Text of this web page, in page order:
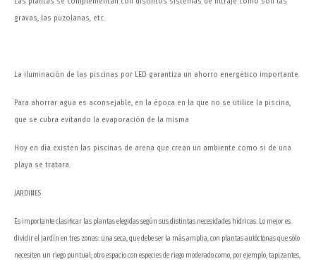
gravas, las puzolanas, etc.
La iluminación de las piscinas por LED garantiza un ahorro energético importante.
Para ahorrar agua es aconsejable, en la época en la que no se utilice la piscina,
que se cubra evitando la evaporación de la misma
Hoy en día existen las piscinas de arena que crean un ambiente como si de una
playa se tratara.
JARDINES
Es importante clasificar las plantas elegidas según sus distintas necesidades hídricas. Lo mejor es
dividir el jardín en tres zonas: una seca, que debe ser la más amplia, con plantas autóctonas que sólo
necesiten un riego puntual; otro espacio con especies de riego moderado como, por ejemplo, tapizantes,